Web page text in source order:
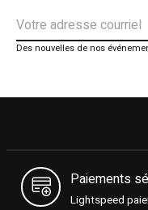
Des nouvelles de nos
Paiements
Lightspeed